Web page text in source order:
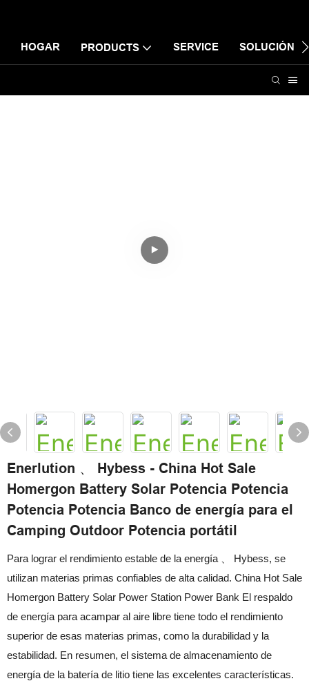
HOGAR PRODUCTS SERVICE SOLUCIÓN
Enerlution 、 Hybess - China Hot Sale
Homergon Battery Solar Potencia Potencia
Potencia Potencia Banco de energía para el
Camping Outdoor Potencia portátil
Para lograr el rendimiento estable de la energía 、 Hybess, se
utilizan materias primas confiables de alta calidad. China Hot Sale
Homergon Battery Solar Power Station Power Bank El respaldo
de energía para acampar al aire libre tiene todo el rendimiento
superior de esas materias primas, como la durabilidad y la
estabilidad. En resumen, el sistema de almacenamiento de
energía de la batería de litio tiene las excelentes características.